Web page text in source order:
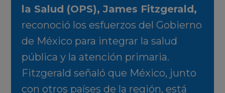
la Salud (OPS), James Fitzgerald,
reconoció los esfuerzos del Gobierno
de México para integrar la salud
pública y la atención primaria.
Fitzgerald señaló que México, junto
con otros países de la región, está